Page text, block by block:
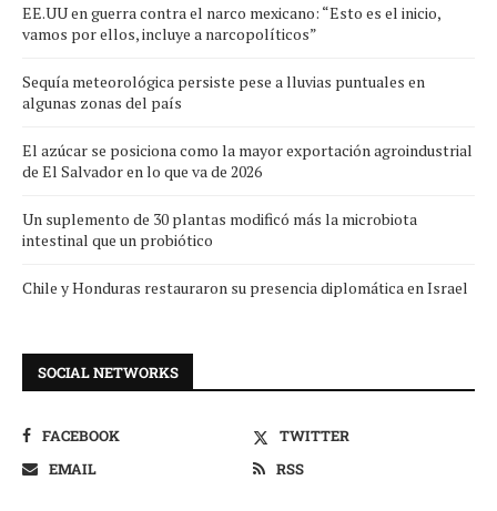
EE.UU en guerra contra el narco mexicano: “Esto es el inicio,
vamos por ellos, incluye a narcopolíticos”
Sequía meteorológica persiste pese a lluvias puntuales en
algunas zonas del país
El azúcar se posiciona como la mayor exportación agroindustrial
de El Salvador en lo que va de 2026
Un suplemento de 30 plantas modificó más la microbiota
intestinal que un probiótico
Chile y Honduras restauraron su presencia diplomática en Israel
SOCIAL NETWORKS
FACEBOOK
TWITTER
EMAIL
RSS